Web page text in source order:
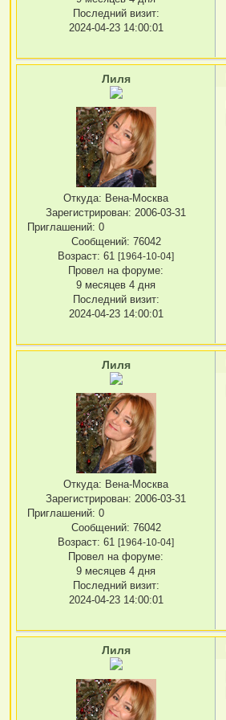
Последний визит:
2024-04-23 14:00:01
Лиля
Откуда: Вена-Москва
Зарегистрирован: 2006-03-31
Приглашений: 0
Сообщений: 76042
Возраст: 61[1964-10-04]
Провел на форуме:
9 месяцев 4 дня
Последний визит:
2024-04-23 14:00:01
Лиля
Откуда: Вена-Москва
Зарегистрирован: 2006-03-31
Приглашений: 0
Сообщений: 76042
Возраст: 61[1964-10-04]
Провел на форуме:
9 месяцев 4 дня
Последний визит:
2024-04-23 14:00:01
Лиля